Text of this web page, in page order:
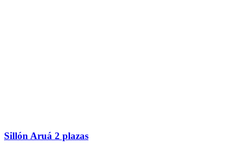
Sillón Aruá 2 plazas